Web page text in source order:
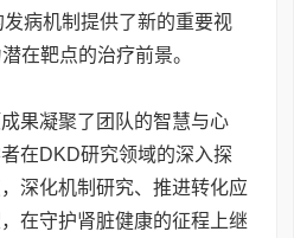
病机制提供了新的重要视
在靶点的治疗前景。
果凝聚了团队的智慧与心
在DKD研究领域的深入探
深化机制研究、推进转化应
在守护肾脏健康的征程上继